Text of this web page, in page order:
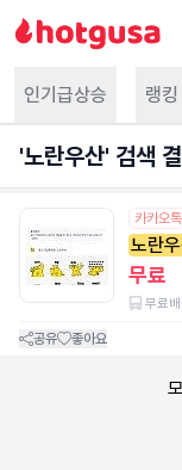
인기급상승 랭킹
'노란우산' 검색
카카오톡
노란
무료
무료
공유 좋아요